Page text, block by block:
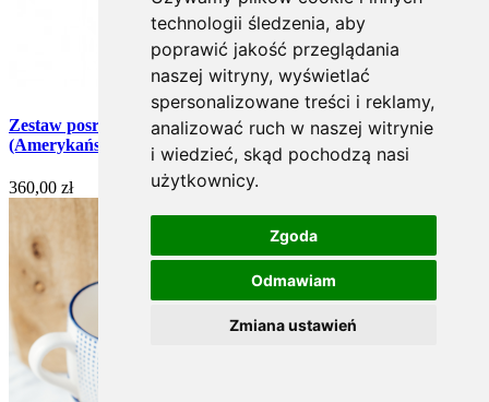
technologii śledzenia, aby
poprawić jakość przeglądania
naszej witryny, wyświetlać
spersonalizowane treści i reklamy,
analizować ruch w naszej witrynie
i wiedzieć, skąd pochodzą nasi
użytkownicy.
Zgoda
Odmawiam
Zmiana ustawień
Zestaw posrebrzanych widelców do zakąsek - 2 szt.
(Amerykański)
360,00 zł